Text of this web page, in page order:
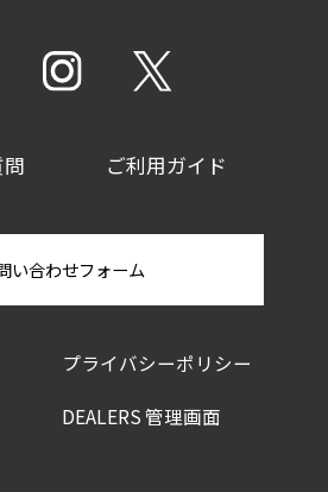
ご利用ガイド
プライバシーポリシー
DEALERS 管理画面
い合わせフォーム